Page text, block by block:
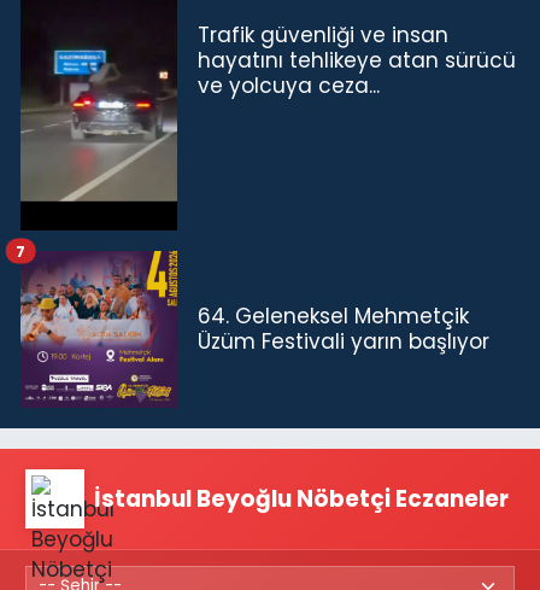
Trafik güvenliği ve insan
hayatını tehlikeye atan sürücü
ve yolcuya ceza...
64. Geleneksel Mehmetçik
Üzüm Festivali yarın başlıyor
7
İstanbul Beyoğlu Nöbetçi Eczaneler